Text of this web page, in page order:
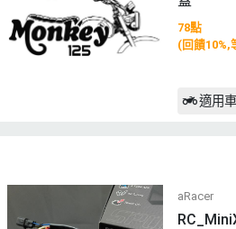
78點
(回饋10%,
適用
aRacer